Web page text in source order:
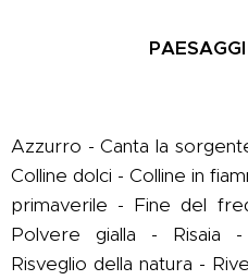
Azzurro - Canta la
Colline dolci - Colline in
primaverile - Fine del
Polvere gialla - Risaia
Risveglio della natura -